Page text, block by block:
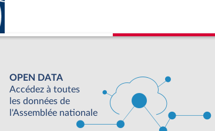
OPEN DATA
Accédez à toutes
les données de
l'Assemblée nationale